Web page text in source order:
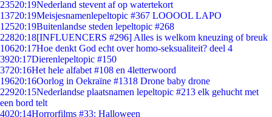
23520:19Nederland stevent af op watertekort
13720:19Meisjesnamenlepeltopic #367 LOOOOL LAPO
12520:19Buitenlandse steden lepeltopic #268
22820:18[INFLUENCERS #296] Alles is welkom kneuzing of breuk
10620:17Hoe denkt God echt over homo-seksualiteit? deel 4
3920:17Dierenlepeltopic #150
3720:16Het hele alfabet #108 en 4letterwoord
19620:16Oorlog in Oekraïne #1318 Drone baby drone
22920:15Nederlandse plaatsnamen lepeltopic #213 elk gehucht met
een bord telt
4020:14Horrorfilms #33: Halloween